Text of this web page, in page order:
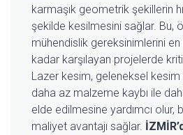
karmaşık geometrik şekillerin
şekilde kesilmesini sağlar. Bu,
mühendislik gereksinimlerini en
kadar karşılayan projelerde
Lazer kesim, geleneksel
daha az malzeme kaybı ile
elde edilmesine yardımcı olur,
maliyet avantajı sağlar.